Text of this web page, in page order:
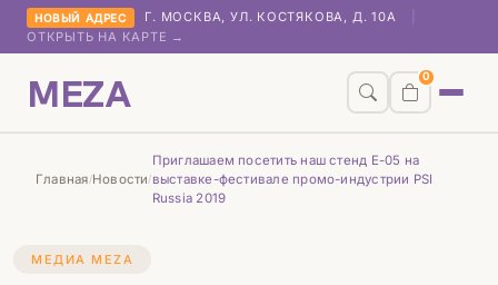
НОВЫЙ АДРЕС Г. МОСКВА, УЛ. КОСТЯКОВА, Д. 10А
ОТКРЫТЬ НА КАРТЕ →
MEZA 0
Главная/Новости/
Приглашаем посетить наш стенд E-05 на
выставке-фестивале промо-индустрии PSI
Russia 2019
МЕДИА MEZA